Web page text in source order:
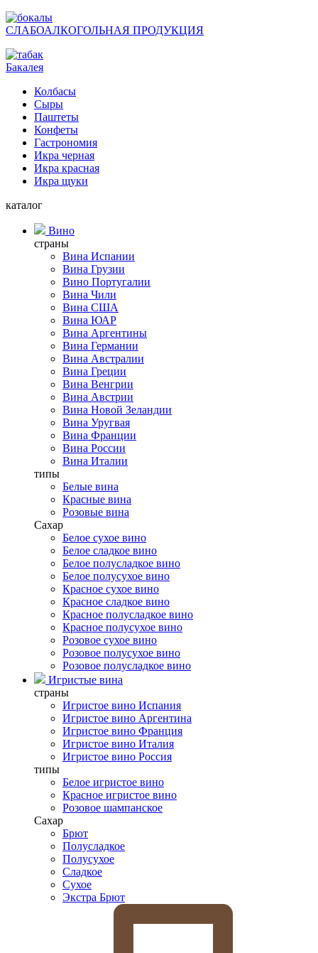
СЛАБОАЛКОГОЛЬНАЯ ПРОДУКЦИЯ
Бакалея
Колбасы
Сыры
Паштеты
Конфеты
Гастрономия
Икра черная
Икра красная
Икра щуки
каталог
Вино
страны
Вина Испании
Вина Грузии
Вино Португалии
Вина Чили
Вина США
Вина ЮАР
Вина Аргентины
Вина Германии
Вина Австралии
Вина Греции
Вина Венгрии
Вина Австрии
Вина Новой Зеландии
Вина Уругвая
Вина Франции
Вина России
Вина Италии
типы
Белые вина
Красные вина
Розовые вина
Сахар
Белое сухое вино
Белое сладкое вино
Белое полусладкое вино
Белое полусухое вино
Красное сухое вино
Красное сладкое вино
Красное полусладкое вино
Красное полусухое вино
Розовое сухое вино
Розовое полусухое вино
Розовое полусладкое вино
Игристые вина
страны
Игристое вино Испания
Игристое вино Аргентина
Игристое вино Франция
Игристое вино Италия
Игристое вино Россия
типы
Белое игристое вино
Красное игристое вино
Розовое шампанское
Сахар
Брют
Полусладкое
Полусухое
Сладкое
Сухое
Экстра Брют